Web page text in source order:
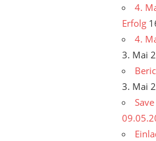
4.
Erfolg
4.
3. Mai
3. Mai